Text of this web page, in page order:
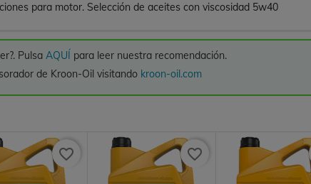
para motor. Selección de aceites con viscosidad 5w40
Pulsa AQUÍ para leer nuestra recomendación.
de Kroon-Oil visitando kroon-oil.com
favorite_border favorite_border